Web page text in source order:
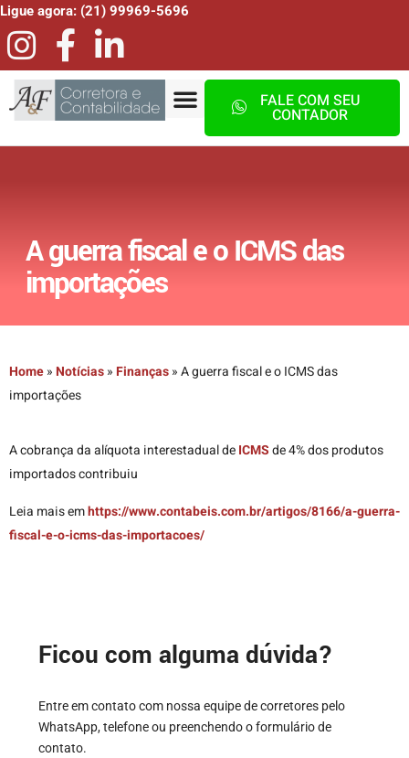
Ligue agora: (21) 99969-5696
FALE COM SEU
CONTADOR
A guerra fiscal e o ICMS das
importações
Home»Notícias»Finanças»A guerra fiscal e o ICMS das
importações
A cobrança da alíquota interestadual deICMSde 4% dos produtos
importados contribuiu
Leia mais emhttps://www.contabeis.com.br/artigos/8166/a-guerra-
fiscal-e-o-icms-das-importacoes/
Ficou com alguma dúvida?
Entre em contato com nossa equipe de corretores pelo
WhatsApp, telefone ou preenchendo o formulário de
contato.